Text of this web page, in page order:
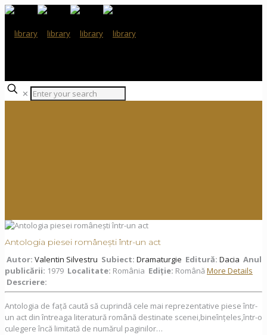
✕
Antologia piesei românești într-un act
Autor: Valentin Silvestru Subiect: Dramaturgie Editură: Dacia Anul
publicării: 1979 Localitate: România Ediţie: Română More Details
Descriere:
Antologia de față caută să cuprindă cele mai reprezentative piese într-
un act din întreaga literatură română destinate scenei,bineînțeles,într-o
culegere încă limitată de numărul paginilor…